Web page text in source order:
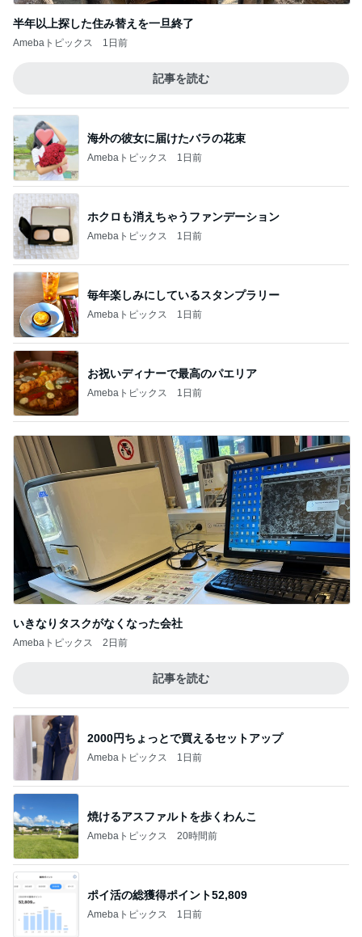
半年以上探した住み替えを一旦終了
Amebaトピックス 1日前
記事を読む
海外の彼女に届けたバラの花束
Amebaトピックス 1日前
ホクロも消えちゃうファンデーション
Amebaトピックス 1日前
毎年楽しみにしているスタンプラリー
Amebaトピックス 1日前
お祝いディナーで最高のパエリア
Amebaトピックス 1日前
いきなりタスクがなくなった会社
Amebaトピックス 2日前
記事を読む
2000円ちょっとで買えるセットアップ
Amebaトピックス 1日前
焼けるアスファルトを歩くわんこ
Amebaトピックス 20時間前
ポイ活の総獲得ポイント52,809
Amebaトピックス 1日前